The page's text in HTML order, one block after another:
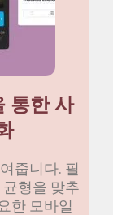
통한 사
줍니다. 필
형을 맞추
한 모바일